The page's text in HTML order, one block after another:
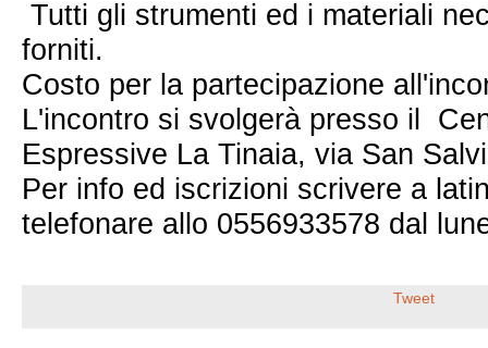
Tutti gli strumenti ed i materiali
forniti.
Costo per la partecipazione
L'incontro si svolgerà presso il
Espressive La Tinaia, via San
Per info ed iscrizioni scrivere a
telefonare allo 0556933578 dal
Tweet